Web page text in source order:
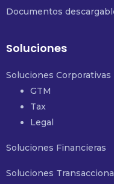
Documentos
Soluciones
Soluciones Corporativas
GTM
Tax
Legal
Soluciones Financieras
Soluciones